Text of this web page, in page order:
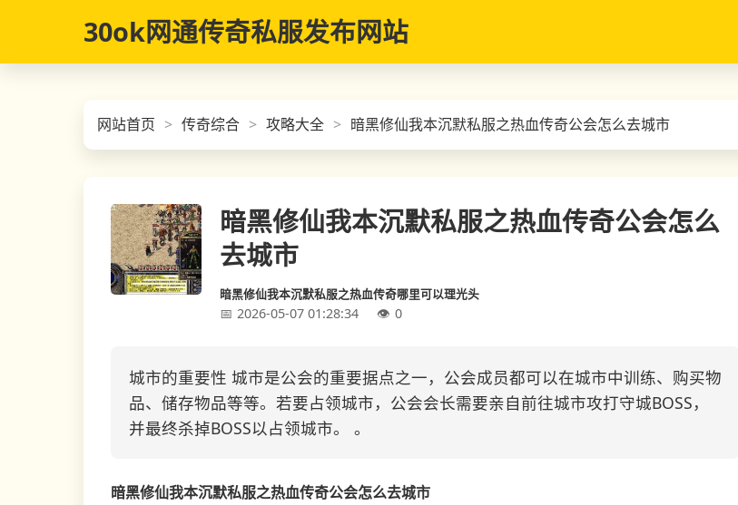
30ok网通传奇私服发布网站
网站首页 传奇综合 攻略大全 暗黑修仙我本沉默私服之热血传奇公会怎么去城市
暗黑修仙我本沉默私服之热血传奇公会怎么
去城市
暗黑修仙我本沉默私服之热血传奇哪里可以理光头
2026-05-07 01:28:34 0
城市的重要性 城市是公会的重要据点之一，公会成员都可以在城市中训练、购买物
品、储存物品等等。若要占领城市，公会会长需要亲自前往城市攻打守城BOSS，
并最终杀掉BOSS以占领城市。 。
暗黑修仙我本沉默私服之热血传奇公会怎么去城市